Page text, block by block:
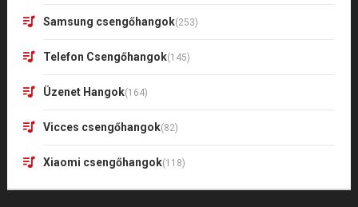
Samsung csengőhangok(253)
Telefon Csengőhangok(145)
Üzenet Hangok(164)
Vicces csengőhangok(82)
Xiaomi csengőhangok(118)